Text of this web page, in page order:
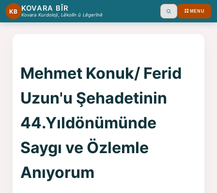
KB KOVARA BÎR
Kovara Kurdoloji, Lêkolîn û Lêgerînê Ara MENU
Mehmet Konuk/ Ferid
Uzun'u Şehadetinin
44.Yıldönümünde
Saygı ve Özlemle
Anıyorum